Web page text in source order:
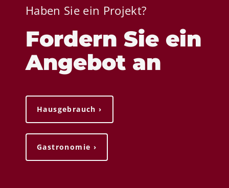
Haben Sie ein Projekt?
Fordern Sie ein
Angebot an
Hausgebrauch ›
Gastronomie ›